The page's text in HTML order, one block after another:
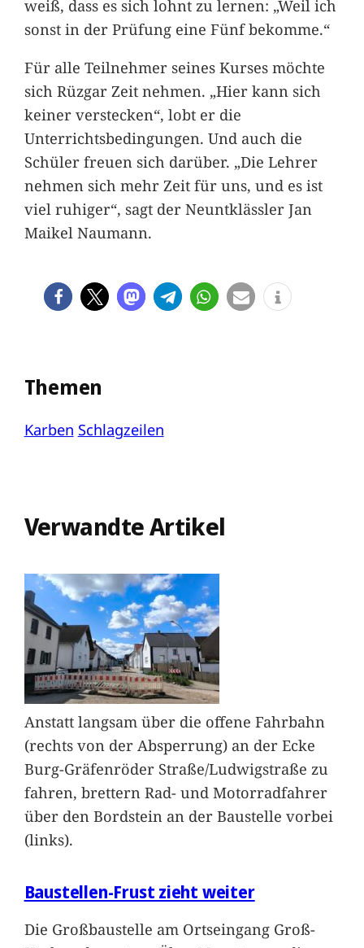
weiß, dass es sich lohnt zu lernen: „Weil ich
sonst in der Prüfung eine Fünf bekomme.“
Für alle Teilnehmer seines Kurses möchte
sich Rüzgar Zeit nehmen. „Hier kann sich
keiner verstecken“, lobt er die
Unterrichtsbedingungen. Und auch die
Schüler freuen sich darüber. „Die Lehrer
nehmen sich mehr Zeit für uns, und es ist
viel ruhiger“, sagt der Neuntklässler Jan
Maikel Naumann.
Themen
Karben Schlagzeilen
Verwandte Artikel
Anstatt langsam über die offene Fahrbahn
(rechts von der Absperrung) an der Ecke
Burg-Gräfenröder Straße/Ludwigstraße zu
fahren, brettern Rad- und Motorradfahrer
über den Bordstein an der Baustelle vorbei
(links).
Baustellen-Frust zieht weiter
Die Großbaustelle am Ortseingang Groß-